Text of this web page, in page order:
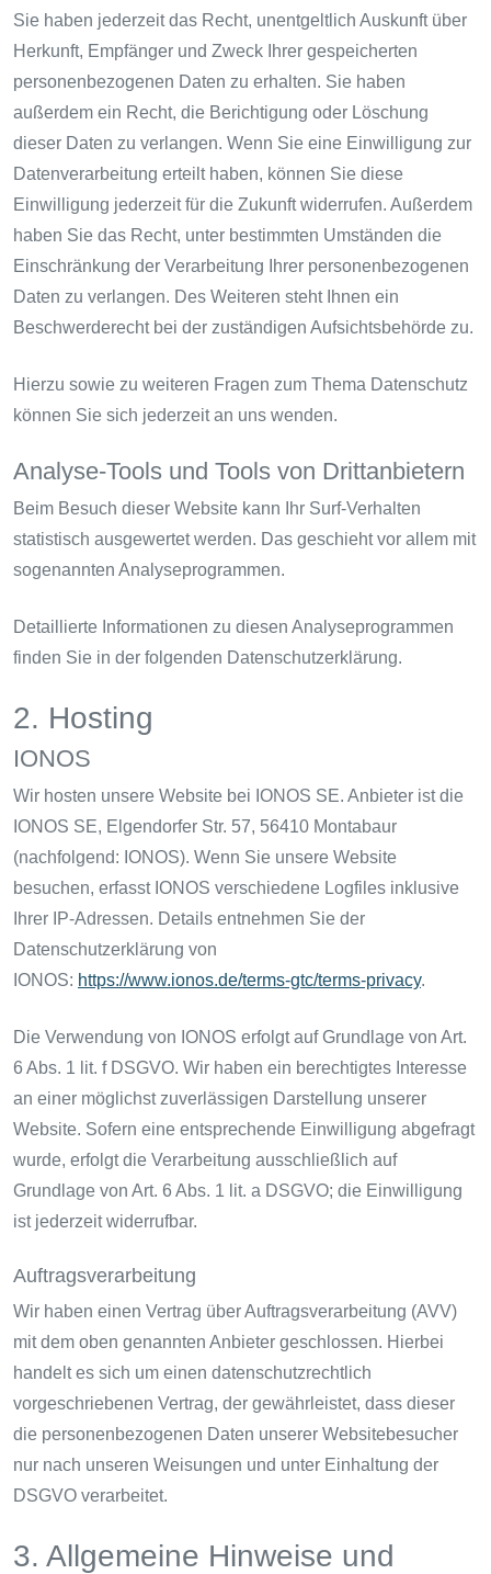
Sie haben jederzeit das Recht, unentgeltlich Auskunft über
Herkunft, Empfänger und Zweck Ihrer gespeicherten
personenbezogenen Daten zu erhalten. Sie haben
außerdem ein Recht, die Berichtigung oder Löschung
dieser Daten zu verlangen. Wenn Sie eine Einwilligung zur
Datenverarbeitung erteilt haben, können Sie diese
Einwilligung jederzeit für die Zukunft widerrufen. Außerdem
haben Sie das Recht, unter bestimmten Umständen die
Einschränkung der Verarbeitung Ihrer personenbezogenen
Daten zu verlangen. Des Weiteren steht Ihnen ein
Beschwerderecht bei der zuständigen Aufsichtsbehörde zu.
Hierzu sowie zu weiteren Fragen zum Thema Datenschutz
können Sie sich jederzeit an uns wenden.
Analyse-Tools und Tools von Dritt­anbietern
Beim Besuch dieser Website kann Ihr Surf-Verhalten
statistisch ausgewertet werden. Das geschieht vor allem mit
sogenannten Analyseprogrammen.
Detaillierte Informationen zu diesen Analyseprogrammen
finden Sie in der folgenden Datenschutzerklärung.
2. Hosting
IONOS
Wir hosten unsere Website bei IONOS SE. Anbieter ist die
IONOS SE, Elgendorfer Str. 57, 56410 Montabaur
(nachfolgend: IONOS). Wenn Sie unsere Website
besuchen, erfasst IONOS verschiedene Logfiles inklusive
Ihrer IP-Adressen. Details entnehmen Sie der
Datenschutzerklärung von
IONOS: https://www.ionos.de/terms-gtc/terms-privacy.
Die Verwendung von IONOS erfolgt auf Grundlage von Art.
6 Abs. 1 lit. f DSGVO. Wir haben ein berechtigtes Interesse
an einer möglichst zuverlässigen Darstellung unserer
Website. Sofern eine entsprechende Einwilligung abgefragt
wurde, erfolgt die Verarbeitung ausschließlich auf
Grundlage von Art. 6 Abs. 1 lit. a DSGVO; die Einwilligung
ist jederzeit widerrufbar.
Auftragsverarbeitung
Wir haben einen Vertrag über Auftragsverarbeitung (AVV)
mit dem oben genannten Anbieter geschlossen. Hierbei
handelt es sich um einen datenschutzrechtlich
vorgeschriebenen Vertrag, der gewährleistet, dass dieser
die personenbezogenen Daten unserer Websitebesucher
nur nach unseren Weisungen und unter Einhaltung der
DSGVO verarbeitet.
3. Allgemeine Hinweise und